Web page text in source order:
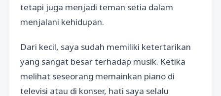
tetapi juga menjadi teman setia dalam
menjalani kehidupan.
Dari kecil, saya sudah memiliki ketertarikan
yang sangat besar terhadap musik. Ketika
melihat seseorang memainkan piano di
televisi atau di konser, hati saya selalu